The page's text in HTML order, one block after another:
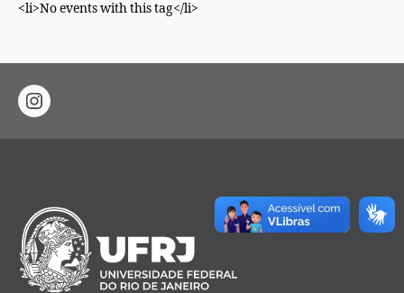
<li>No events with this tag</li>
instagram